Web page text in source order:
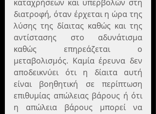
καταχρήσεων και υπερβολών στη
διατροφή, όταν έρχεται η ώρα της
λύσης της δίαιτας καθώς και της
αντίστασης στο αδυνάτισμα
καθώς επηρεάζεται ο
μεταβολισμός. Καμία έρευνα δεν
αποδεικνύει ότι η δίαιτα αυτή
είναι βοηθητική σε περίπτωση
επιθυμίας απώλειας βάρους ή ότι
η απώλεια βάρους μπορεί να